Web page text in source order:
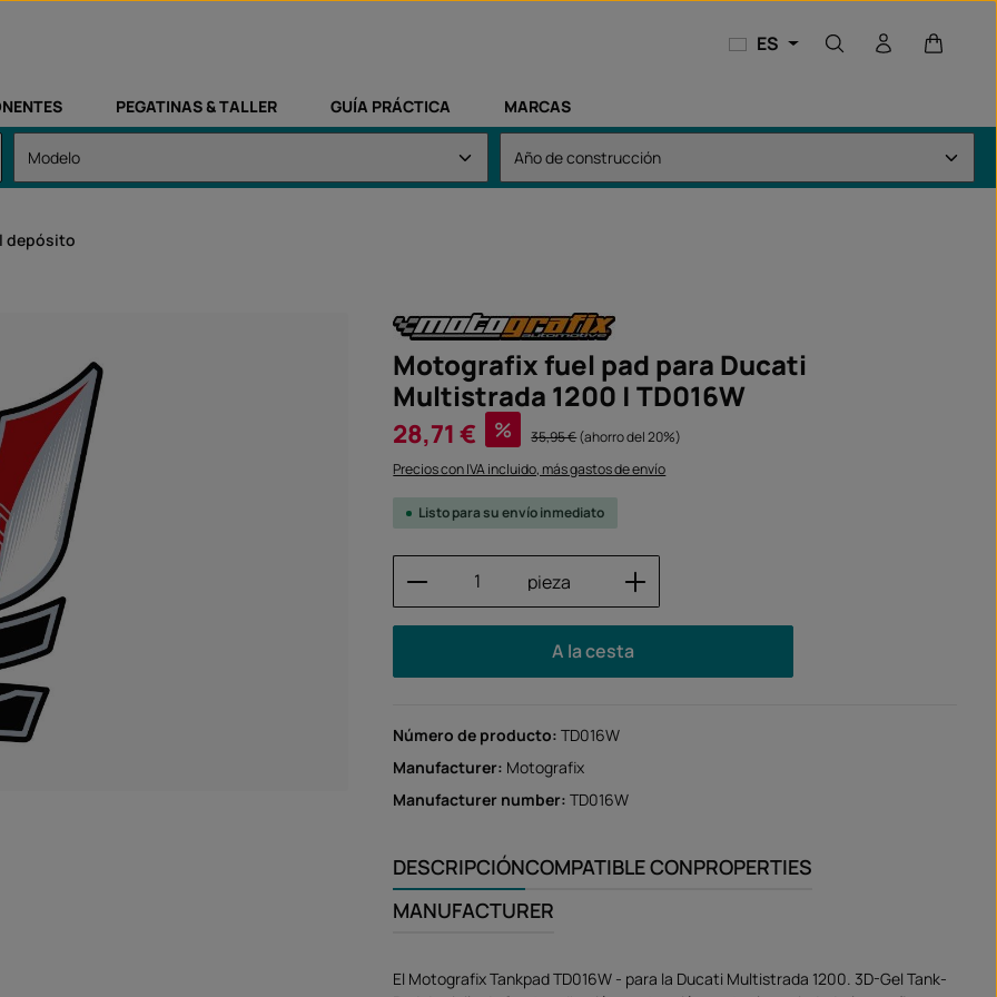
ES El
PEGATINAS & TALLER GUÍA PRÁCTICA MARCAS
depósito
Motografix fuel pad para Ducati
Multistrada 1200 | TD016W
Precio de venta:
28,71 € % Precio normal:
35,95 €(ahorro del 20%)
Precios con IVA incluido, más gastos de envío
Listo para su envío inmediato
Cantidad del producto: introduce la cantidad
pieza
A la cesta
Número de producto:TD016W
Manufacturer: Motografix
Manufacturer number:TD016W
DESCRIPCIÓNCOMPATIBLE CONPROPERTIES
MANUFACTURER
El Motografix Tankpad TD016W - para la Ducati Multistrada 1200. 3D-Gel Tank-